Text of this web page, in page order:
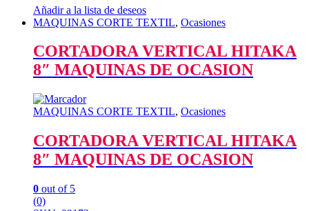
Añadir a la lista de deseos
MAQUINAS CORTE TEXTIL, Ocasiones
CORTADORA VERTICAL HITAKA
8″ MAQUINAS DE OCASION
MAQUINAS CORTE TEXTIL, Ocasiones
CORTADORA VERTICAL HITAKA
8″ MAQUINAS DE OCASION
0 out of 5
(0)